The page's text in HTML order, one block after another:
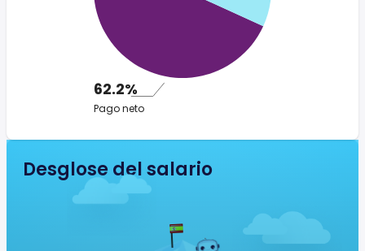
62.2%
Pago neto
Desglose del salario